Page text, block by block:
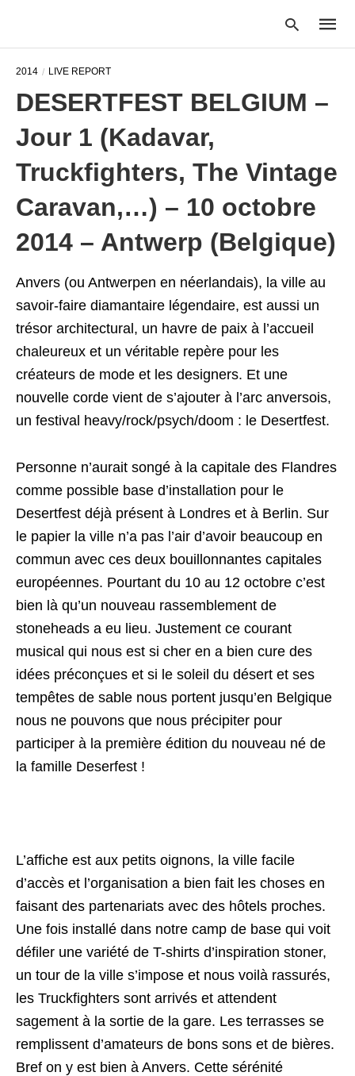
and
hit
2014 LIVE REPORT
DESERTFEST BELGIUM –
Jour 1 (Kadavar,
Truckfighters, The Vintage
Caravan,…) – 10 octobre
2014 – Antwerp (Belgique)
Anvers (ou Antwerpen en néerlandais), la ville au
savoir-faire diamantaire légendaire, est aussi un
trésor architectural, un havre de paix à l’accueil
chaleureux et un véritable repère pour les
créateurs de mode et les designers. Et une
nouvelle corde vient de s’ajouter à l’arc anversois,
un festival heavy/rock/psych/doom : le Desertfest.
Personne n’aurait songé à la capitale des Flandres
comme possible base d’installation pour le
Desertfest déjà présent à Londres et à Berlin. Sur
le papier la ville n’a pas l’air d’avoir beaucoup en
commun avec ces deux bouillonnantes capitales
européennes. Pourtant du 10 au 12 octobre c’est
bien là qu’un nouveau rassemblement de
stoneheads a eu lieu. Justement ce courant
musical qui nous est si cher en a bien cure des
idées préconçues et si le soleil du désert et ses
tempêtes de sable nous portent jusqu’en Belgique
nous ne pouvons que nous précipiter pour
participer à la première édition du nouveau né de
la famille Deserfest !
L’affiche est aux petits oignons, la ville facile
d’accès et l’organisation a bien fait les choses en
faisant des partenariats avec des hôtels proches.
Une fois installé dans notre camp de base qui voit
défiler une variété de T-shirts d’inspiration stoner,
un tour de la ville s’impose et nous voilà rassurés,
les Truckfighters sont arrivés et attendent
sagement à la sortie de la gare. Les terrasses se
remplissent d’amateurs de bons sons et de bières.
Bref on y est bien à Anvers. Cette sérénité